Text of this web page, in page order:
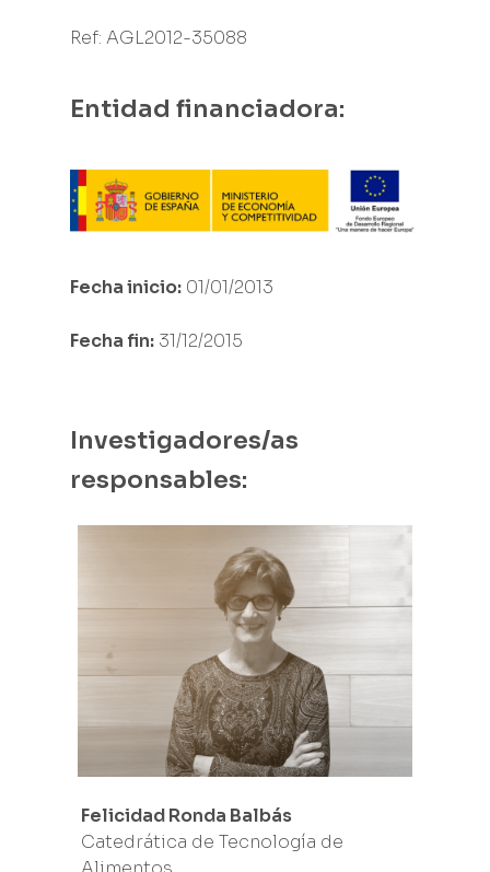
Ref: AGL2012-35088
Entidad financiadora:
Fecha inicio: 01/01/2013
Fecha fin: 31/12/2015
Investigadores/as
responsables:
Felicidad Ronda Balbás
Catedrática de Tecnología de